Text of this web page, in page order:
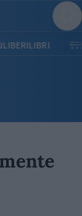
SOSTIENICI